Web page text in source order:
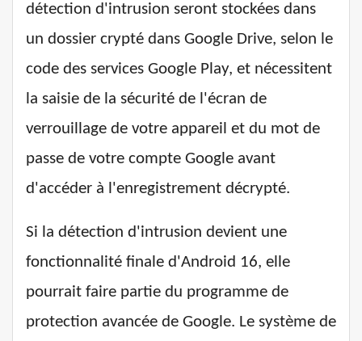
détection d'intrusion seront stockées dans
un dossier crypté dans Google Drive, selon le
code des services Google Play, et nécessitent
la saisie de la sécurité de l'écran de
verrouillage de votre appareil et du mot de
passe de votre compte Google avant
d'accéder à l'enregistrement décrypté.
Si la détection d'intrusion devient une
fonctionnalité finale d'Android 16, elle
pourrait faire partie du programme de
protection avancée de Google. Le système de